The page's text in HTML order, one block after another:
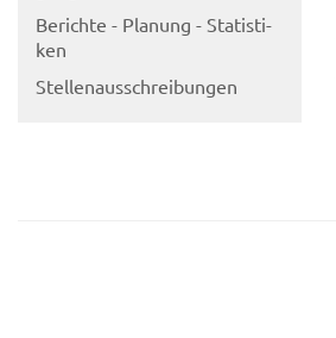
Be­rich­te - Pla­nung - Sta­tis­ti­
ken
Stel­len­aus­schrei­bun­gen